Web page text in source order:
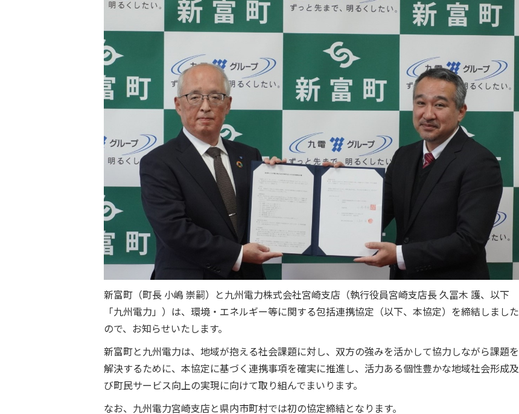
新富町（町長 小嶋 崇嗣）と九州電力株式会社宮崎支店（執行役員宮崎支店長 久冨木 護、以下
「九州電力」）は、環境・エネルギー等に関する包括連携協定（以下、本協定）を締結しました
ので、お知らせいたします。
新富町と九州電力は、地域が抱える社会課題に対し、双方の強みを活かして協力しながら課題を
解決するために、本協定に基づく連携事項を確実に推進し、活力ある個性豊かな地域社会形成及
び町民サービス向上の実現に向けて取り組んでまいります。
なお、九州電力宮崎支店と県内市町村では初の協定締結となります。